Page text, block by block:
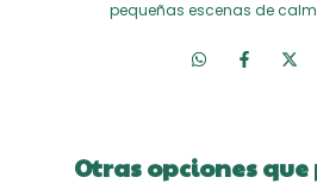
pequeñas escenas de
Otras opciones